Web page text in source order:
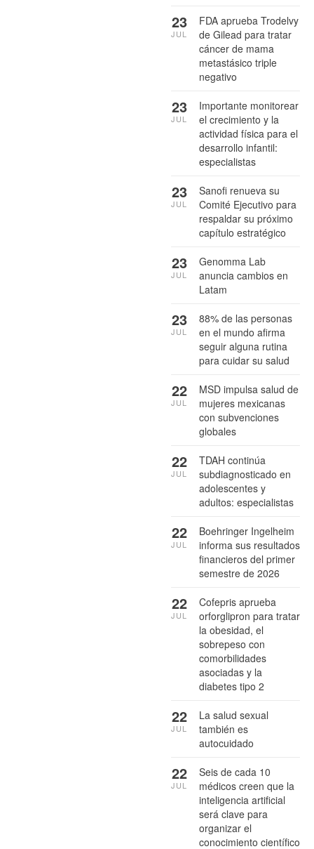
FDA aprueba Trodelvy
de Gilead para tratar
cáncer de mama
metastásico triple
negativo
23
JUL
Importante monitorear
el crecimiento y la
actividad física para el
desarrollo infantil:
especialistas
23
JUL
Sanofi renueva su
Comité Ejecutivo para
respaldar su próximo
capítulo estratégico
23
JUL
Genomma Lab
anuncia cambios en
Latam
23
JUL
88% de las personas
en el mundo afirma
seguir alguna rutina
para cuidar su salud
23
JUL
MSD impulsa salud de
mujeres mexicanas
con subvenciones
globales
22
JUL
TDAH continúa
subdiagnosticado en
adolescentes y
adultos: especialistas
22
JUL
Boehringer Ingelheim
informa sus resultados
financieros del primer
semestre de 2026
22
JUL
Cofepris aprueba
orforglipron para tratar
la obesidad, el
sobrepeso con
comorbilidades
asociadas y la
diabetes tipo 2
22
JUL
La salud sexual
también es
autocuidado
22
JUL
Seis de cada 10
médicos creen que la
inteligencia artificial
será clave para
organizar el
conocimiento científico
22
JUL